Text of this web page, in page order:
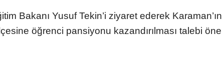
Bakanı Yusuf Tekin’i ziyaret ederek Karaman’ın
öğrenci pansiyonu kazandırılması talebi öne